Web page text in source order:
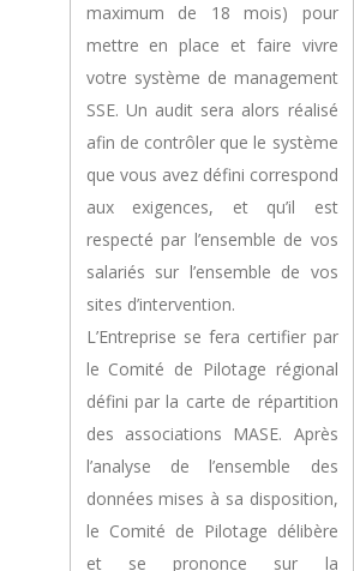
maximum de 18 mois) pour
mettre en place et faire vivre
votre système de management
SSE. Un audit sera alors réalisé
afin de contrôler que le système
que vous avez défini correspond
aux exigences, et qu’il est
respecté par l’ensemble de vos
salariés sur l’ensemble de vos
sites d’intervention.
L’Entreprise se fera certifier par
le Comité de Pilotage régional
défini par la carte de répartition
des associations MASE. Après
l’analyse de l’ensemble des
données mises à sa disposition,
le Comité de Pilotage délibère
et se prononce sur la